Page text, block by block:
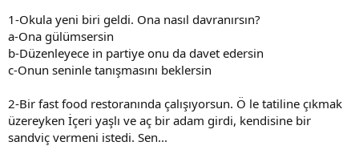
a
n
h
i
1-Okula yeni biri geldi. Ona nasıl davranırsın?
a-Ona gülümsersin
b-Düzenleyece in partiye onu da davet edersin
c-Onun seninle tanışmasını beklersin
2-Bir fast food restoranında çalışıyorsun. Ö le tatiline çıkmak
üzereyken İçeri yaşlı ve aç bir adam girdi, kendisine bir
sandviç vermeni istedi. Sen...